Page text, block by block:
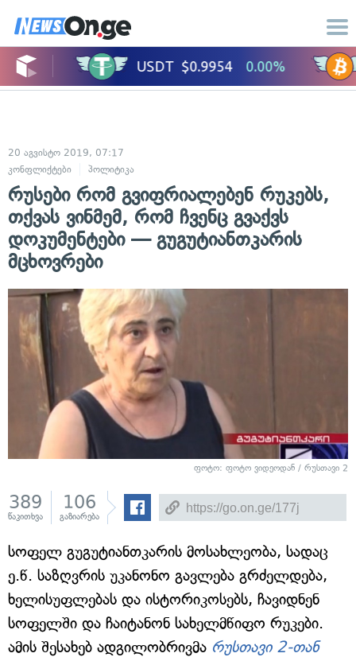
20 აგვისტო 2019, 07:17
კონფლიქტები
პოლიტიკა
რუსები რომ გვიფრიალებენ რუკებს,
თქვას ვინმემ, რომ ჩვენც გვაქვს
დოკუმენტები — გუგუტიანთკარის
მცხოვრები
ფოტო: ფოტო ვიდეოდან / რუსთავი 2
389
წაკითხვა
106
გაზიარება
სოფელ გუგუტიანთკარის მოსახლეობა, სადაც
ე.წ. საზღვრის უკანონო გავლება გრძელდება,
ხელისუფლებას და ისტორიკოსებს, ჩავიდნენ
სოფელში და ჩაიტანონ სახელმწიფო რუკები.
ამის შესახებ ადგილობრივმა რუსთავი 2-თან